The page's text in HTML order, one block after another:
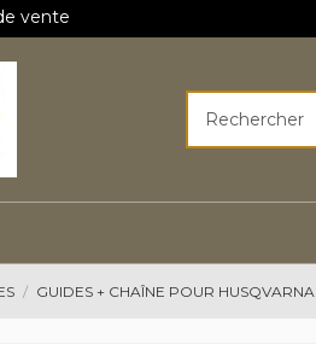
vente
GUIDES + CHAÎNE POUR HUSQVARNA